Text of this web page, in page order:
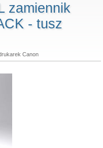
zamiennik
- tusz
Canon